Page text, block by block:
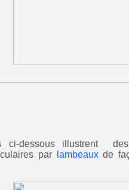
ci-dessous illustrent
par
lambeaux de